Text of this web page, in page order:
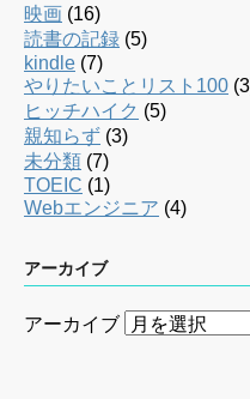
映画 (16)
読書の記録 (5)
kindle (7)
やりたいことリスト100
ヒッチハイク (5)
親知らず (3)
未分類 (7)
TOEIC (1)
Webエンジニア (4)
アーカイブ
アーカイブ